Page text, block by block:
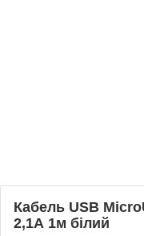
Кабель USB
2,1А 1м білий